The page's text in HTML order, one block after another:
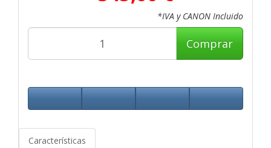
*IVA y CANON Incluido
Comprar
Características